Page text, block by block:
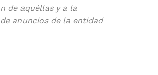
de aquéllas y a la
anuncios de la entidad